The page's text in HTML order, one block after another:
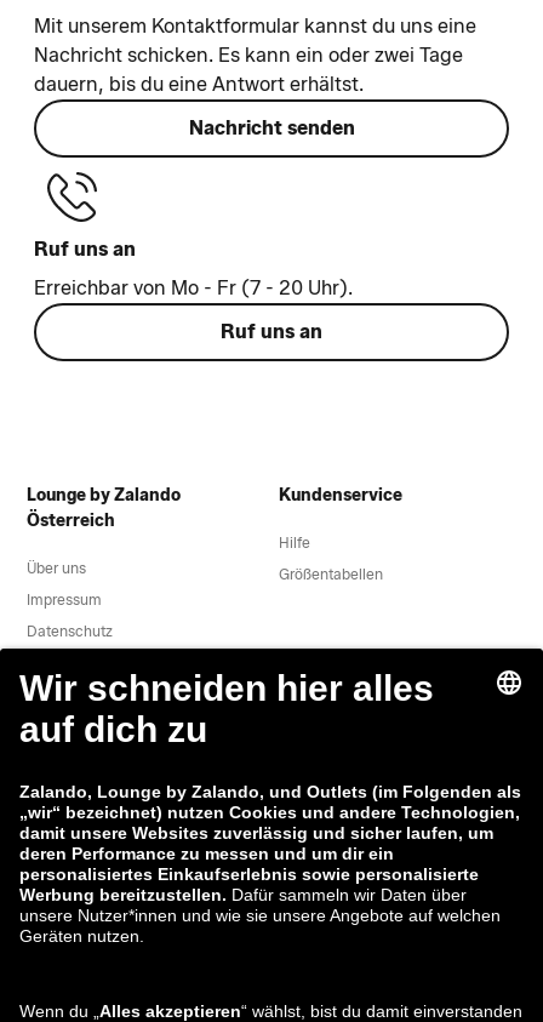
Mit unserem Kontaktformular kannst du uns eine
Nachricht schicken. Es kann ein oder zwei Tage
dauern, bis du eine Antwort erhältst.
Nachricht senden
Ruf uns an
Erreichbar von Mo - Fr (7 - 20 Uhr).
Ruf uns an
Lounge by Zalando
Österreich
Über uns
Impressum
Datenschutz
AGB
Widerruf
Sicherheitslücke melden
Produktsicherheit
Kundenservice
Hilfe
Größentabellen
Zalando-Gruppe
Zalando
Zahlungsmethoden